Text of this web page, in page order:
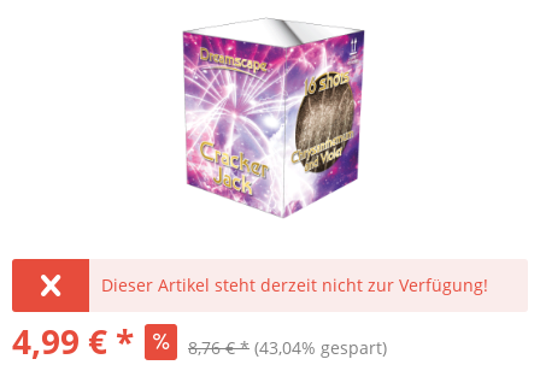
Dieser Artikel steht derzeit nicht zur Verfügung!
4,99 € * 8,76 € * (43,04% gespart)